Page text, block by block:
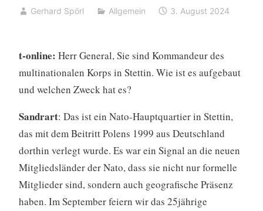
Gerhard Spörl Allgemein 3. August 2024
t-online: Herr General, Sie sind Kommandeur des
multinationalen Korps in Stettin. Wie ist es aufgebaut
und welchen Zweck hat es?
Sandrart: Das ist ein Nato-Hauptquartier in Stettin,
das mit dem Beitritt Polens 1999 aus Deutschland
dorthin verlegt wurde. Es war ein Signal an die neuen
Mitgliedsländer der Nato, dass sie nicht nur formelle
Mitglieder sind, sondern auch geografische Präsenz
haben. Im September feiern wir das 25jährige